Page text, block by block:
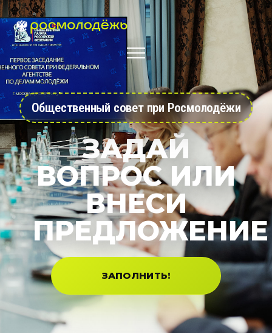
Общественный совет при Росмолодёжи
ЗАДАЙ
ВОПРОС ИЛИ
ВНЕСИ
ПРЕДЛОЖЕНИЕ
ЗАПОЛНИТЬ!